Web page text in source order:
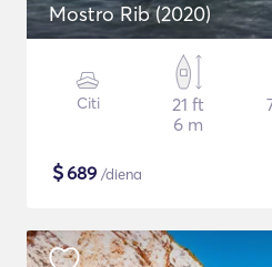
Mostro Rib (2020)
Citi
21 ft
6 m
$689 /diena